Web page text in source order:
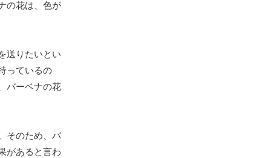
の花は、色が
送りたいとい
っているの
バーベナの花
そのため、バ
があると言わ